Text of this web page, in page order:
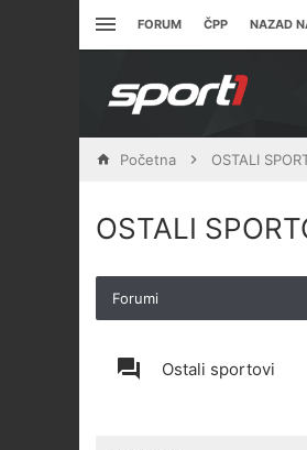
FORUM ČPP NAZAD
Početna OSTALI
OSTALI
Forumi
Ostali sportovi